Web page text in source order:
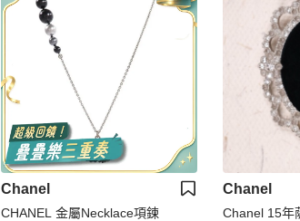
Chanel
CHANEL 金屬Necklace項鍊
Chanel
Chanel 15年